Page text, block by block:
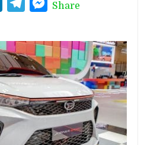
LinkedInTelegramMessenger
Share